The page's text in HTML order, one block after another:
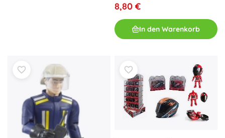
8,80 €
In den Warenkorb